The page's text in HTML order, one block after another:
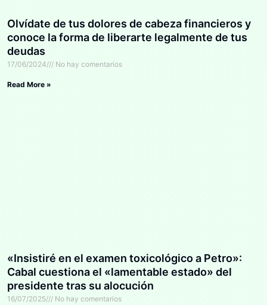
Olvídate de tus dolores de cabeza financieros y
conoce la forma de liberarte legalmente de tus
deudas
17/06/2024 No hay comentarios
Read More »
«Insistiré en el examen toxicológico a Petro»:
Cabal cuestiona el «lamentable estado» del
presidente tras su alocución
16/07/2025 No hay comentarios